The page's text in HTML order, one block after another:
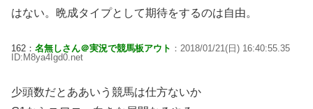
はない。晩成タイプとして期待をするのは自由。
162： 名無しさん＠実況で競馬板アウト ：2018/01/21(日) 16:40:55.35
ID:M8ya4Igd0.net
少頭数だとああいう競馬は仕方ないか